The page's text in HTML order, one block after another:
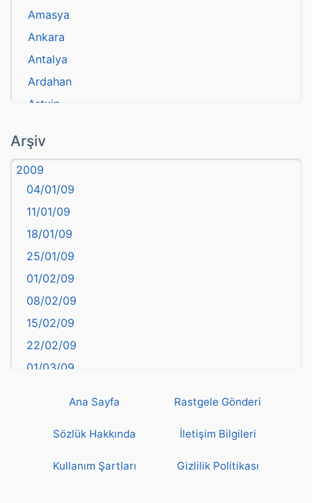
Amasya
Ankara
Antalya
Ardahan
Artvin
Aydın
Balıkesir
Bartın
başkentler
Batman
Bayburt
Bilecik
Bingöl
Bitlis
Bolu
Burdur
Çankırı
Çorum
Arşiv
2009
04/01/09
11/01/09
18/01/09
25/01/09
01/02/09
08/02/09
15/02/09
22/02/09
01/03/09
22/03/09
Ana Sayfa Rastgele Gönderi
Sözlük Hakkında İletişim Bilgileri
Kullanım Şartları Gizlilik Politikası